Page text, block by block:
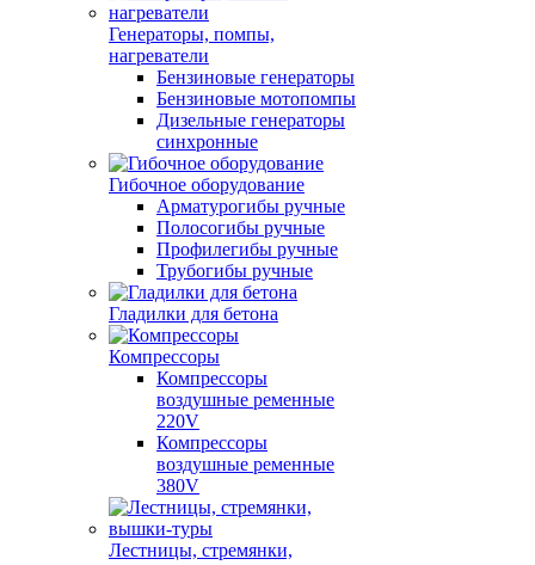
Генераторы, помпы,
нагреватели
Бензиновые генераторы
Бензиновые мотопомпы
Дизельные генераторы
синхронные
Гибочное оборудование
Арматурогибы ручные
Полосогибы ручные
Профилегибы ручные
Трубогибы ручные
Гладилки для бетона
Компрессоры
Компрессоры
воздушные ременные
220V
Компрессоры
воздушные ременные
380V
Лестницы, стремянки,